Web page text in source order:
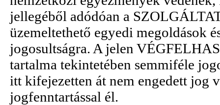
jellegéből adódóan a
üzemeltethető egyedi megoldások
jogosultságra. A jelen
tartalma tekintetében semmiféle
itt kifejezetten át nem engedett jog
jogfenntartással él.